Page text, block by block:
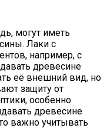
могут иметь
Лаки с
например, с
древесине
её внешний вид, но
защиту от
особенно
древесине
важно учитывать